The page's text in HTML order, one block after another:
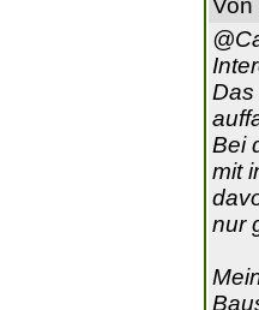
Von
Das
Bei
mit
nur